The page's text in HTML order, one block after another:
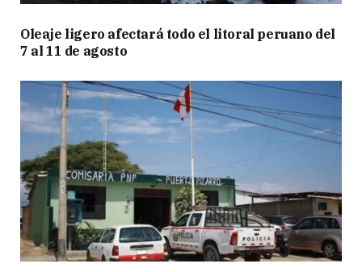
Oleaje ligero afectará todo el litoral peruano del
7 al 11 de agosto